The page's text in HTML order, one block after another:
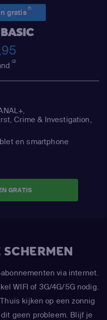
gratis(1)
(2)
Crime & Investigation,
en smartphone
GRATIS
via internet.
WIFI of 3G/4G/5G nodig.
kijken op een zonnig
dit geen probleem. Blijf je